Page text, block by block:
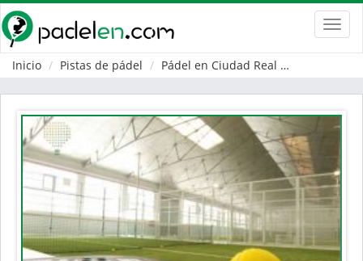
Inicio
Pistas de pádel Pádel en Ciudad Real